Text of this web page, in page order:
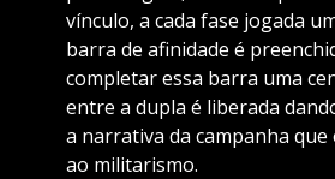
vínculo, a cada fase jogada
barra de afinidade é
completar essa barra uma
entre a dupla é liberada
a narrativa da campanha que
ao militarismo.